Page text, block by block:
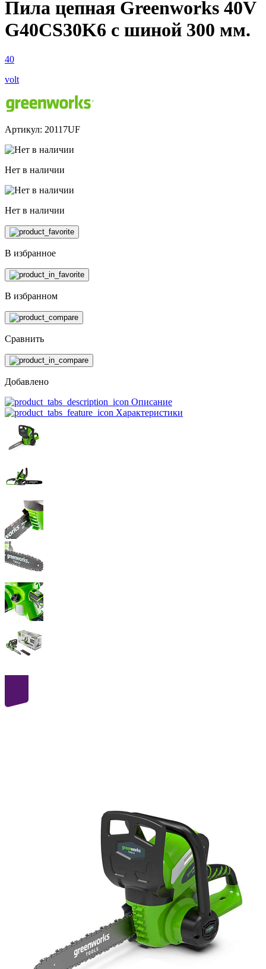
Пила цепная Greenworks 40V
G40CS30K6 с шиной 300 мм.
40
volt
Артикул: 20117UF
Нет в наличии
Нет в наличии
В избранное
В избранном
Сравнить
Добавлено
Описание
Характеристики